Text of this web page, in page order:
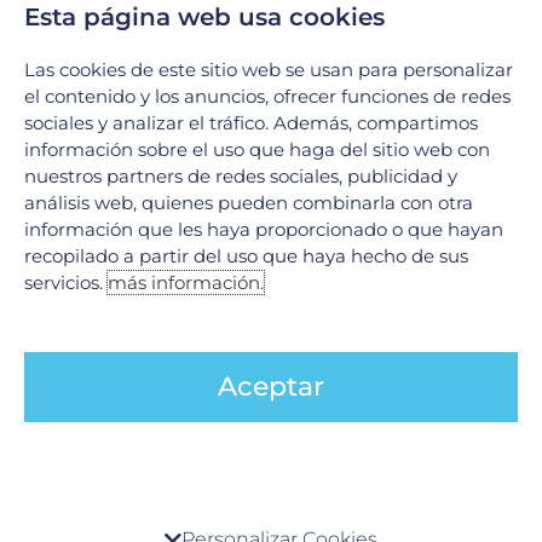
Experiencia
La Dra. Isabel Medellín
es ginecóloga y obstetra con
especialidad en fertilidad y reproducción asistida.
Forma parte del grupo médico GYNIC, brindando
atención médica de la más alta calidad desde hace
más de
10 años
DESCARGAR CV
Esta página web usa cookies
Las cookies de este sitio web se usan para personalizar
el contenido y los anuncios, ofrecer funciones de redes
sociales y analizar el tráfico. Además, compartimos
información sobre el uso que haga del sitio web con
nuestros partners de redes sociales, publicidad y
análisis web, quienes pueden combinarla con otra
información que les haya proporcionado o que hayan
recopilado a partir del uso que haya hecho de sus
servicios.más información.
Aceptar